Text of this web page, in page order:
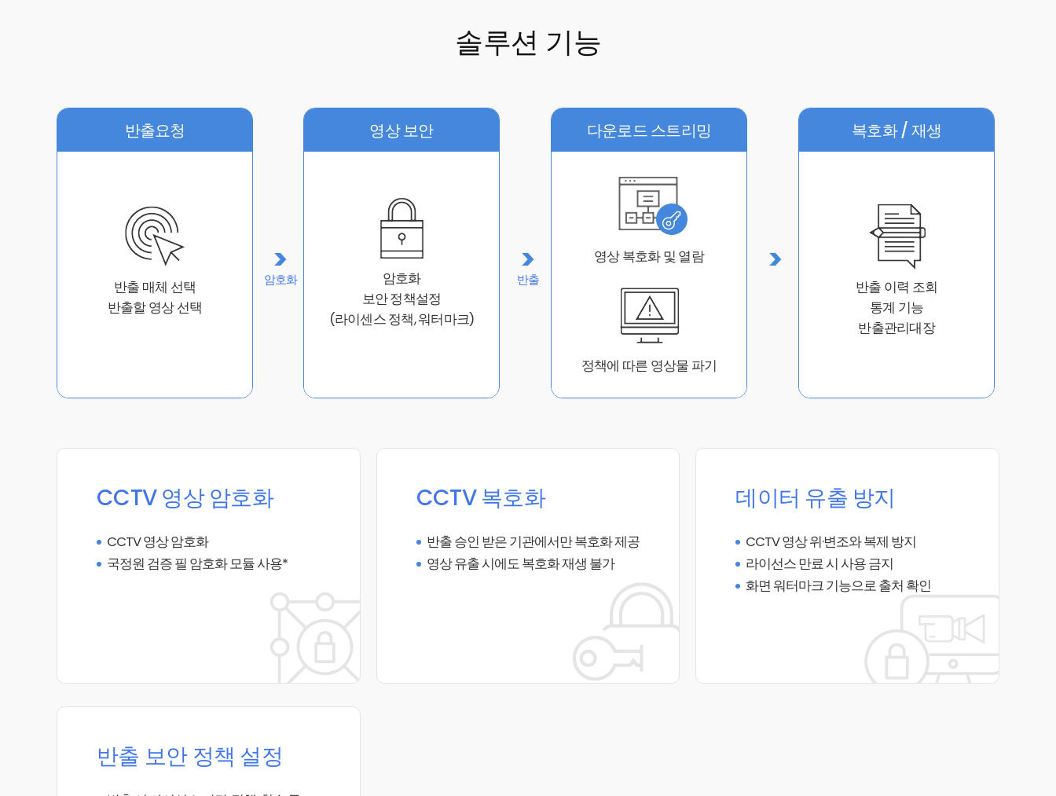
솔루션 기능
반출요청
반출 매체 선택
반출할 영상 선택
암호화
영상 보안
암호화
보안 정책설정
(라이센스 정책, 워터마크)
반출
다운로드 스트리밍
영상 복호화 및 열람
정책에 따른 영상물 파기
복호화 / 재생
반출 이력 조회
통계 기능
반출관리대장
CCTV 영상 암호화
CCTV 영상 암호화
국정원 검증 필 암호화 모듈 사용*
CCTV 복호화
반출 승인 받은 기관에서만 복호화 제공
영상 유출 시에도 복호화 재생 불가
데이터 유출 방지
CCTV 영상 위·변조와 복제 방지
라이선스 만료 시 사용 금지
화면 워터마크 기능으로 출처 확인
반출 보안 정책 설정